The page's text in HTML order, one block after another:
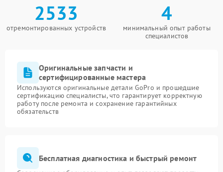
2533
отремонтированных устройств
4
минимальный опыт работы
специалистов
Оригинальные запчасти и
сертифицированные мастера
Используются оригинальные детали GoPro и прошедшие
сертификацию специалисты, что гарантирует корректную
работу после ремонта и сохранение гарантийных
обязательств
Бесплатная диагностика и быстрый ремонт